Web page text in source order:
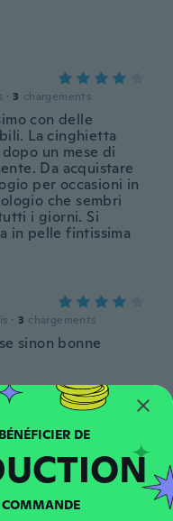
· 3 chargements
con delle
La cinghietta
un mese di
Da acquistare
per occasioni in
che sembri
i giorni. Si
in pelle fintissima
· 3 chargements
sinon bonne
COMMANDE